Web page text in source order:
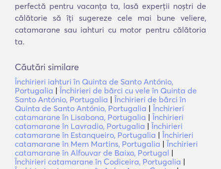
perfectă pentru vacanța ta, lasă experții noștri de
călătorie să îți sugereze cele mai bune veliere,
catamarane sau iahturi cu motor pentru călătoria
ta.
Căutări similare
Închirieri iahturi în Quinta de Santo António,
Portugalia | Închirieri de bărci cu vele în Quinta de
Santo António, Portugalia | Închirieri de bărci în
Quinta de Santo António, Portugalia | Închirieri
catamarane în Lisabona, Portugalia | Închirieri
catamarane în Lavradio, Portugalia | Închirieri
catamarane în Estanqueiro, Portugalia | Închirieri
catamarane în Mem Martins, Portugalia | Închirieri
catamarane în Alfouvar de Baixo, Portugal |
Închirieri catamarane în Codiceira, Portugalia |